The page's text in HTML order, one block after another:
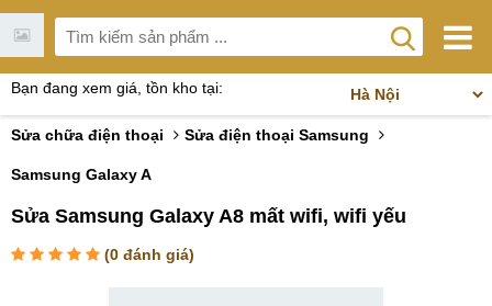
Bạn đang xem giá, tồn kho tại:
Sửa chữa điện thoại Sửa điện thoại Samsung
Samsung Galaxy A
Sửa Samsung Galaxy A8 mất wifi, wifi yếu
(0 đánh giá)